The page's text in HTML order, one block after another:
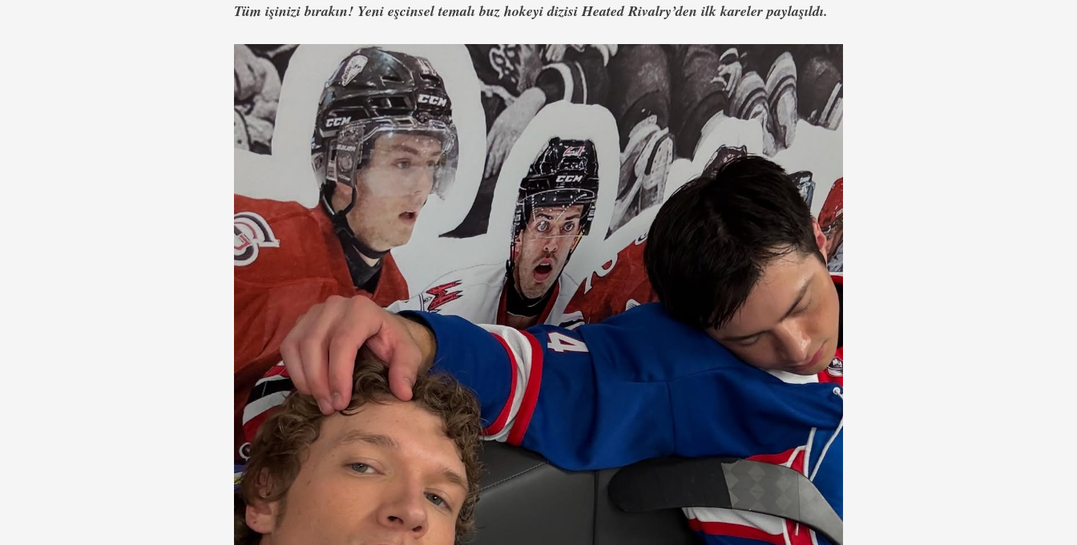
Tüm işinizi bırakın! Yeni eşcinsel temalı buz hokeyi dizisiHeated Rivalry’den ilk kareler paylaşıldı.